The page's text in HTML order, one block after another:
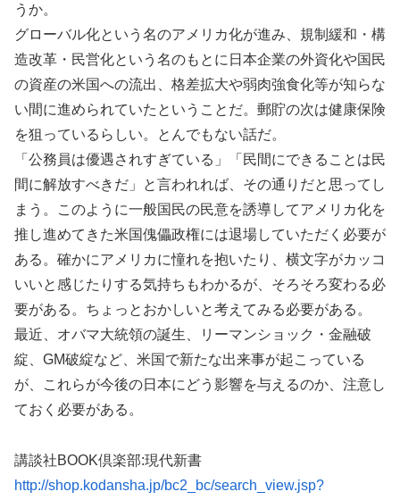
うか。
グローバル化という名のアメリカ化が進み、規制緩和・構
造改革・民営化という名のもとに日本企業の外資化や国民
の資産の米国への流出、格差拡大や弱肉強食化等が知らな
い間に進められていたということだ。郵貯の次は健康保険
を狙っているらしい。とんでもない話だ。
「公務員は優遇されすぎている」「民間にできることは民
間に解放すべきだ」と言われれば、その通りだと思ってし
まう。このように一般国民の民意を誘導してアメリカ化を
推し進めてきた米国傀儡政権には退場していただく必要が
ある。確かにアメリカに憧れを抱いたり、横文字がカッコ
いいと感じたりする気持ちもわかるが、そろそろ変わる必
要がある。ちょっとおかしいと考えてみる必要がある。
最近、オバマ大統領の誕生、リーマンショック・金融破
綻、GM破綻など、米国で新たな出来事が起こっている
が、これらが今後の日本にどう影響を与えるのか、注意し
ておく必要がある。
講談社BOOK倶楽部:現代新書
http://shop.kodansha.jp/bc2_bc/search_view.jsp?